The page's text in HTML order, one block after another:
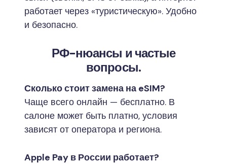
работает через «туристическую». Удобно
и безопасно.
РФ-нюансы и частые
вопросы.
Сколько стоит замена на eSIM?
Чаще всего онлайн — бесплатно. В
салоне может быть платно, условия
зависят от оператора и региона.
Apple Pay в России работает?